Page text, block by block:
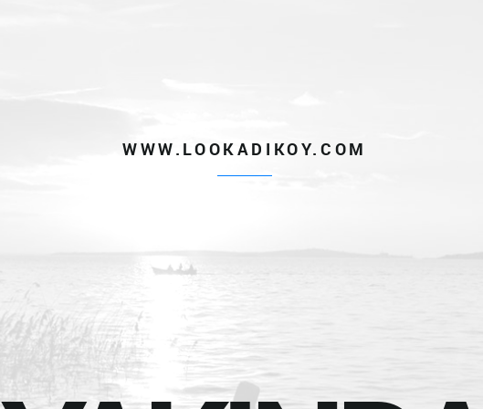
WWW.LOOKADIKOY.COM